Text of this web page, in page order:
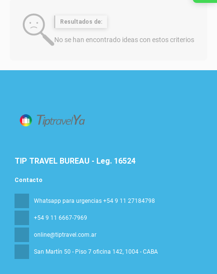
Resultados de:
No se han encontrado ideas con estos criterios
TIP TRAVEL BUREAU - Leg. 16524
Contacto
Whatsapp para urgencias +54 9 11 27184798
+54 9 11 6667-7969
online@tiptravel.com.ar
San Martín 50 - Piso 7 oficina 142, 1004 - CABA